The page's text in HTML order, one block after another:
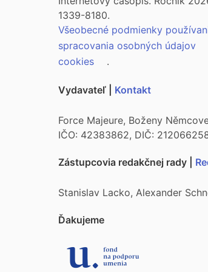
1339-8180.
Všeobecné podmienky
spracovania osobných údajov
cookies
.
Vydavateľ | Kontakt
Force Majeure, Boženy
IČO: 42383862, DIČ:
Zástupcovia redakčnej rady |
Stanislav Lacko, Alexander
Ďakujeme